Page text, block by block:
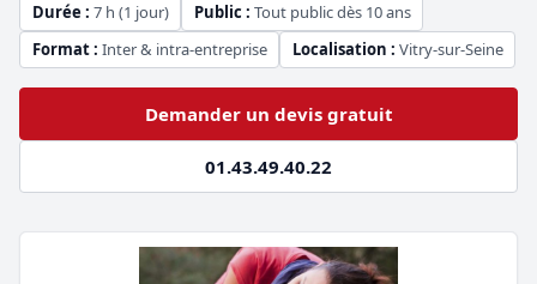
Durée : 7 h (1 jour) Public : Tout public dès 10 ans
Format : Inter & intra-entreprise Localisation : Vitry-sur-Seine
Demander un devis gratuit
01.43.49.40.22